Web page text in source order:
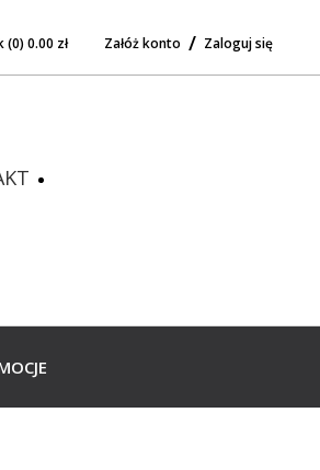
(0)0.00 zł Załóż konto Zaloguj się